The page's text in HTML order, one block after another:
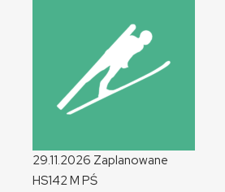
29.11.2026 Zaplanowane
HS142M PŚ